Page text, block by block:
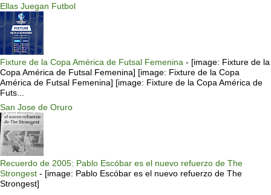
Ellas Juegan Futbol
Fixture de la Copa América de Futsal Femenina - [image: Fixture de la
Copa América de Futsal Femenina] [image: Fixture de la Copa
América de Futsal Femenina] [image: Fixture de la Copa América de
Futs...
San Jose de Oruro
Recuerdo de 2005: Pablo Escóbar es el nuevo refuerzo de The
Strongest - [image: Pablo Escóbar es el nuevo refuerzo de The
Strongest]